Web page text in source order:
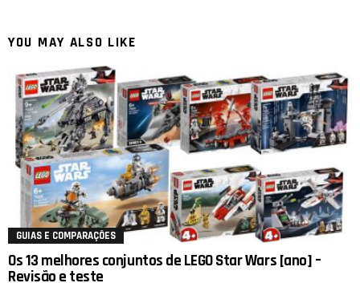
YOU MAY ALSO LIKE
GUIAS E COMPARAÇÕES
Os 13 melhores conjuntos de LEGO Star Wars [ano] –
Revisão e teste